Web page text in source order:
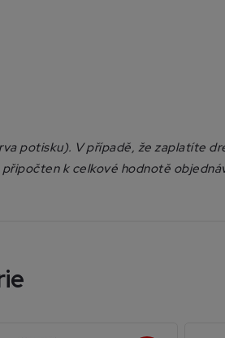
potisku). V případě, že zaplatíte
k celkové hodnotě